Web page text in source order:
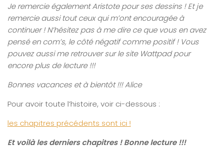
Je remercie également Aristote pour ses dessins ! Et je
remercie aussi tout ceux qui m’ont encouragée à
continuer ! N’hésitez pas à me dire ce que vous en avez
pensé en com’s, le côté négatif comme positif ! Vous
pouvez aussi me retrouver sur le site Wattpad pour
encore plus de lecture !!!
Bonnes vacances et à bientôt !!! Alice
Pour avoir toute l’histoire, voir ci-dessous :
les chapitres précédents sont ici !
Et voilà les derniers chapitres ! Bonne lecture !!!